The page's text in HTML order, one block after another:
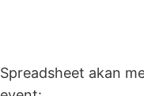
Spreadsheet akan